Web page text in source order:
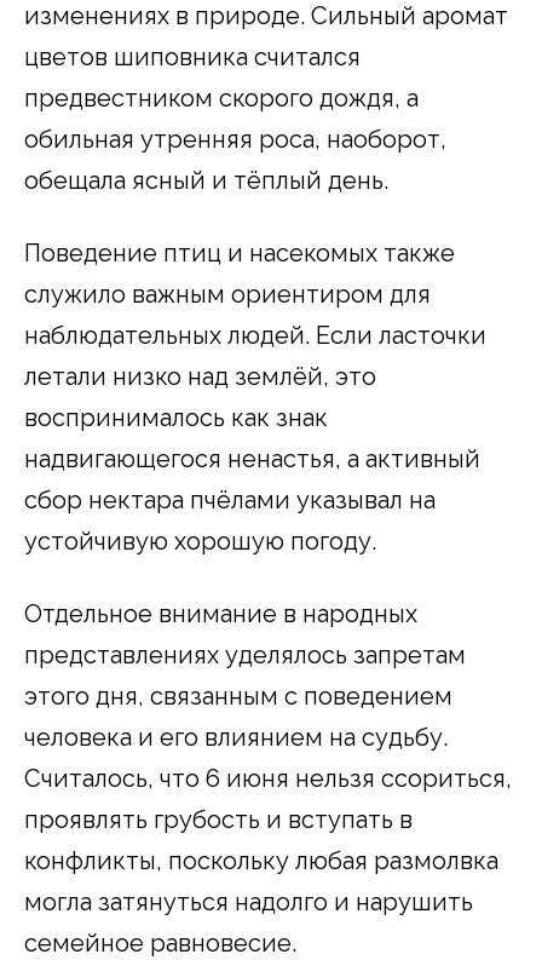
изменениях в природе. Сильный аромат
цветов шиповника считался
предвестником скорого дождя, а
обильная утренняя роса, наоборот,
обещала ясный и тёплый день.
Поведение птиц и насекомых также
служило важным ориентиром для
наблюдательных людей. Если ласточки
летали низко над землёй, это
воспринималось как знак
надвигающегося ненастья, а активный
сбор нектара пчёлами указывал на
устойчивую хорошую погоду.
Отдельное внимание в народных
представлениях уделялось запретам
этого дня, связанным с поведением
человека и его влиянием на судьбу.
Считалось, что 6 июня нельзя ссориться,
проявлять грубость и вступать в
конфликты, поскольку любая размолвка
могла затянуться надолго и нарушить
семейное равновесие.